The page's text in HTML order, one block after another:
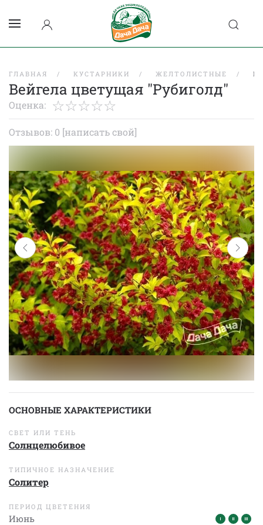
ГЛАВНАЯ КУСТАРНИКИ ЖЕЛТОЛИСТНЫЕ
Вейгела цветущая "Рубиголд"
Оценка:
Отзывов: 0 [написать свой]
ОСНОВНЫЕ ХАРАКТЕРИСТИКИ
СВЕТ ИЛИ ТЕНЬ
Солнцелюбивое
ТИПИЧНОЕ НАЗНАЧЕНИЕ
Солитер
ПЕРИОД ЦВЕТЕНИЯ
Июнь